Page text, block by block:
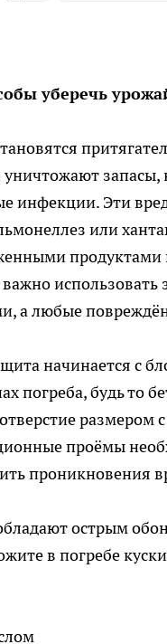
уберечь
запасы,
инфекции. Эти
или
использовать
а любые
начинается с
погреба, будь
проёмы
проникновения
острым
в погребе